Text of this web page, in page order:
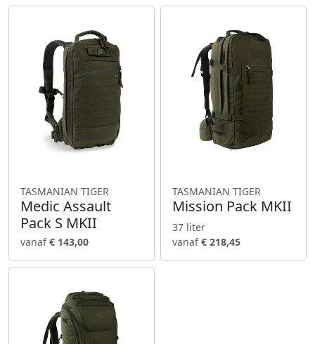
TASMANIAN TIGER
Medic Assault
Pack S MKII
vanaf€ 143,00
TASMANIAN TIGER
Mission Pack MKII
37 liter
vanaf€ 218,45